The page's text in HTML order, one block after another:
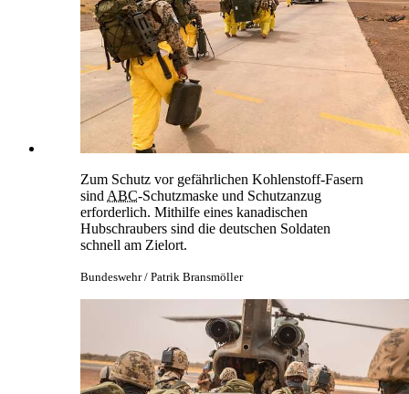
Zum Schutz vor gefährlichen Kohlenstoff-Fasern
sind ABC-Schutzmaske und Schutzanzug
erforderlich. Mithilfe eines kanadischen
Hubschraubers sind die deutschen Soldaten
schnell am Zielort.
Bundeswehr / Patrik Bransmöller